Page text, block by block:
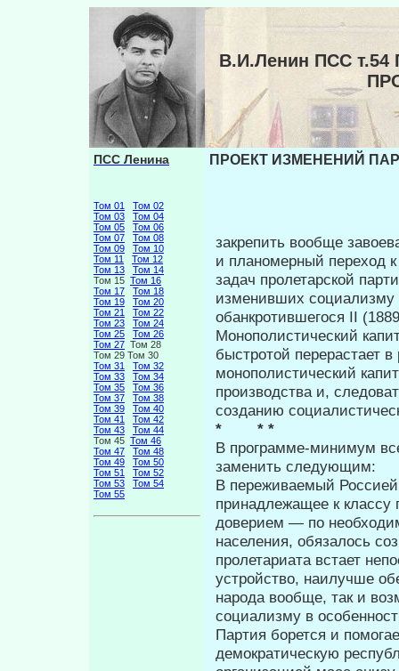
В.И.Ленин ПСС
ПСС Ленина
Том 01
Том 02
Том 03
Том 04
Том 05
Том 06
Том 07
Том 08
Том 09
Том 10
Том 11
Том 12
Том 13
Том 14
Том 15 Том 16
Том 17
Том 18
Том 19
Том 20
Том 21
Том 22
Том 23
Том 24
Том 25
Том 26
Том 27 Том 28
Том 29 Том 30
Том 31
Том 32
Том 33
Том 34
Том 35
Том 36
Том 37
Том 38
Том 39
Том 40
Том 41
Том 42
Том 43
Том 44
Том 45 Том 46
Том 47
Том 48
Том 49
Том 50
Том 51
Том 52
Том 53
Том 54
Том 55
ПРОЕКТ ИЗМЕНЕНИЙ
закрепить вообще
и плано­мерный переход
задач пролетар­ской
изменивших социализму
обанкротившегося II
Монополистический
быстротой перерастает
монополистический
производства и,
созданию
* * *
В программе-минимум
заменить следующим:
В переживаемый Россией
принадлежащее к
доверием — по
населения, обязалось
пролетариата встает
устройство, наилучше
народа вообще, так и
социализму в
Партия борется и
демократиче­скую